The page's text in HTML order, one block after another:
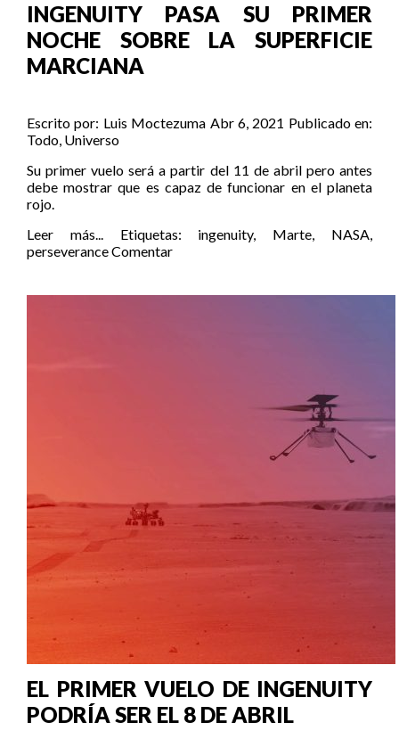
INGENUITY PASA SU PRIMER
NOCHE SOBRE LA SUPERFICIE
MARCIANA
Escrito por: Luis Moctezuma Abr 6, 2021 Publicado en:
Todo, Universo
Su primer vuelo será a partir del 11 de abril pero antes
debe mostrar que es capaz de funcionar en el planeta
rojo.
Leer más...
Etiquetas: ingenuity, Marte, NASA,
perseveranceComentar
EL PRIMER VUELO DE INGENUITY
PODRÍA SER EL 8 DE ABRIL